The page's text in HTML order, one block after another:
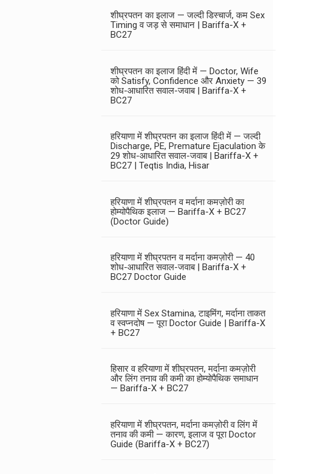
शीघ्रपतन का इलाज — जल्दी डिस्चार्ज, कम Sex
Timing व जड़ से समाधान | Bariffa-X +
BC27
शीघ्रपतन का इलाज हिंदी में — Doctor, Wife
को Satisfy, Confidence और Anxiety — 39
शोध-आधारित सवाल-जवाब | Bariffa-X +
BC27
हरियाणा में शीघ्रपतन का इलाज हिंदी में — जल्दी
Discharge, PE, Premature Ejaculation के
29 शोध-आधारित सवाल-जवाब | Bariffa-X +
BC27 | Teqtis India, Hisar
हरियाणा में शीघ्रपतन व मर्दाना कमज़ोरी का
होम्योपैथिक इलाज — Bariffa-X + BC27
(Doctor Guide)
हरियाणा में शीघ्रपतन व मर्दाना कमज़ोरी — 40
शोध-आधारित सवाल-जवाब | Bariffa-X +
BC27 Doctor Guide
हरियाणा में Sex Stamina, टाइमिंग, मर्दाना ताकत
व स्वप्नदोष — पूरा Doctor Guide | Bariffa-X
+ BC27
हिसार व हरियाणा में शीघ्रपतन, मर्दाना कमज़ोरी
और लिंग तनाव की कमी का होम्योपैथिक समाधान
— Bariffa-X + BC27
हरियाणा में शीघ्रपतन, मर्दाना कमज़ोरी व लिंग में
तनाव की कमी — कारण, इलाज व पूरा Doctor
Guide (Bariffa-X + BC27)